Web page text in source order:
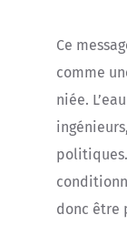
Ce
comme
niée.
politiques.
donc être